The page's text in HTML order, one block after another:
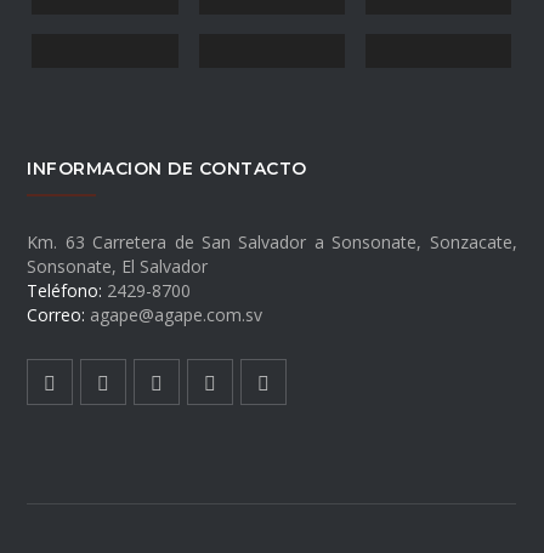
INFORMACION DE CONTACTO
Km. 63 Carretera de San Salvador a Sonsonate, Sonzacate,
Sonsonate, El Salvador
Teléfono: 2429-8700
Correo: agape@agape.com.sv